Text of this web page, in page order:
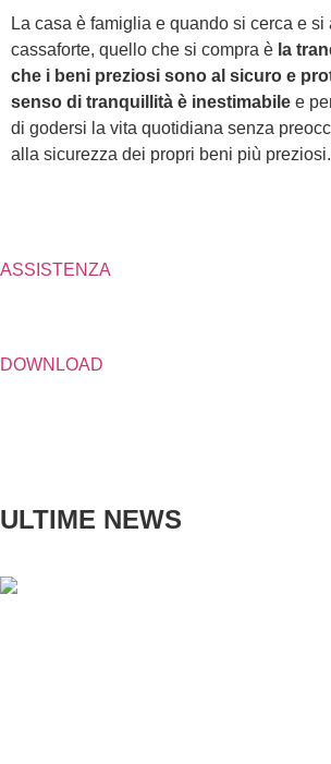
La casa è famiglia e quando si cerca e si
cassaforte, quello che si compra è la
che i beni preziosi sono al sicuro e
senso di tranquillità è inestimabile e
di godersi la vita quotidiana senza
alla sicurezza dei propri beni più preziosi.
ASSISTENZA
DOWNLOAD
ULTIME NEWS